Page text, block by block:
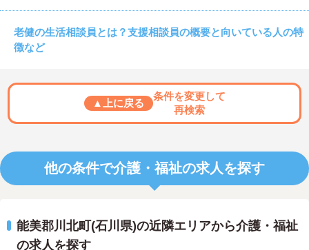
老健の生活相談員とは？支援相談員の概要と向いている人の特
徴など
▲上に戻る
条件を変更して
再検索
他の条件で介護・福祉の求人を探す
能美郡川北町(石川県)の近隣エリアから介護・福祉
の求人を探す